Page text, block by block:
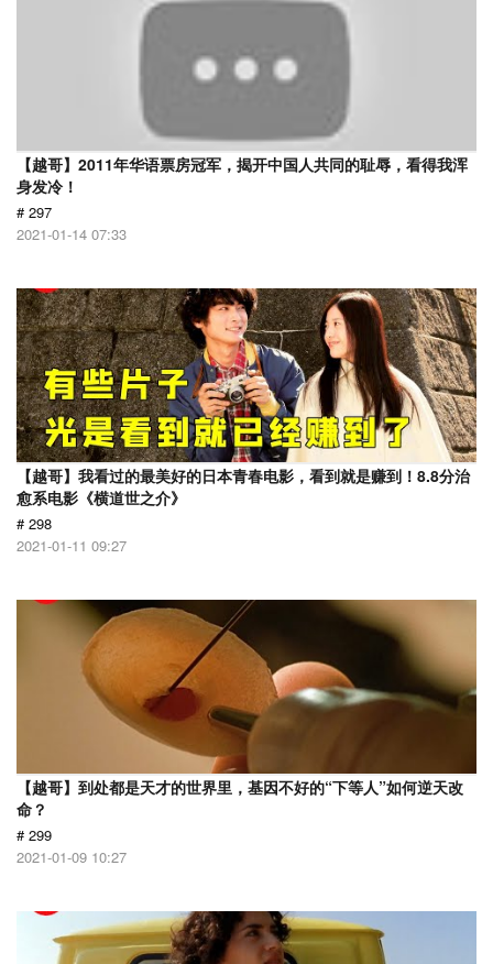
【越哥】2011年华语票房冠军，揭开中国人共同的耻辱，看得我浑
身发冷！
# 297
2021-01-14 07:33
【越哥】我看过的最美好的日本青春电影，看到就是赚到！8.8分治
愈系电影《横道世之介》
# 298
2021-01-11 09:27
【越哥】到处都是天才的世界里，基因不好的“下等人”如何逆天改
命？
# 299
2021-01-09 10:27